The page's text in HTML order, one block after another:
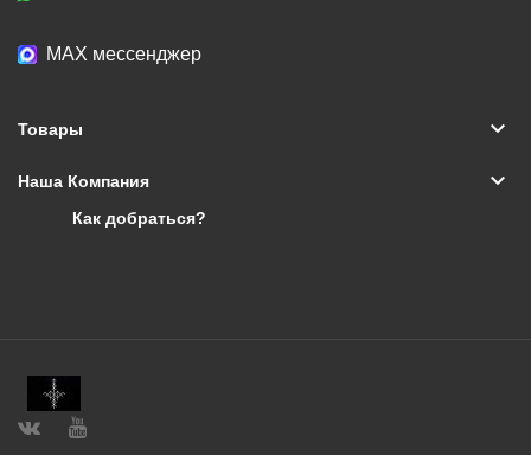
МАХ мессенджер
Товары keyboard_arrow_down
Наша Компания keyboard_arrow_down
Как добраться?